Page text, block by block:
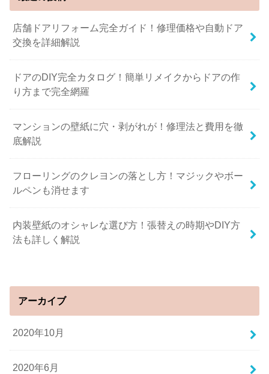
店舗ドアリフォーム完全ガイド！修理価格や自動ドア
交換を詳細解説
ドアのDIY完全カタログ！簡単リメイクからドアの作
り方まで完全網羅
マンションの壁紙に穴・剥がれが！修理法と費用を徹
底解説
フローリングのクレヨンの落とし方！マジックやボー
ルペンも消せます
内装壁紙のオシャレな選び方！張替えの時期やDIY方
法も詳しく解説
アーカイブ
2020年10月
2020年6月